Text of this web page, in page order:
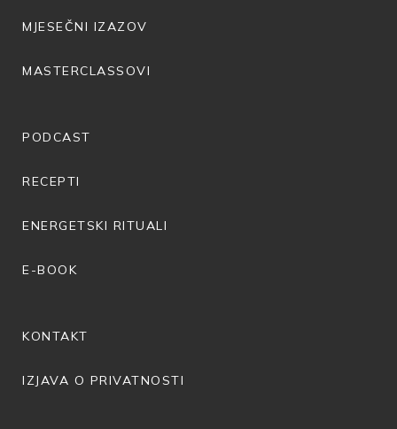
MJESEČNI IZAZOV
MASTERCLASSOVI
PODCAST
RECEPTI
ENERGETSKI RITUALI
E-BOOK
KONTAKT
IZJAVA O PRIVATNOSTI